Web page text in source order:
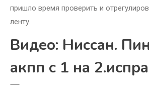
пришло время проверить и
ленту.
Видео: Ниссан.
акпп с 1 на